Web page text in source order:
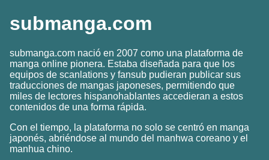
submanga.com
submanga.com nació en 2007 como una plataforma de
manga online pionera. Estaba diseñada para que los
equipos de scanlations y fansub pudieran publicar sus
traducciones de mangas japoneses, permitiendo que
miles de lectores hispanohablantes accedieran a estos
contenidos de una forma rápida.
Con el tiempo, la plataforma no solo se centró en manga
japonés, abriéndose al mundo del manhwa coreano y el
manhua chino.